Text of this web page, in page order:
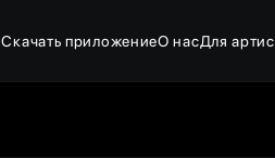
Скачать приложениеО насДля